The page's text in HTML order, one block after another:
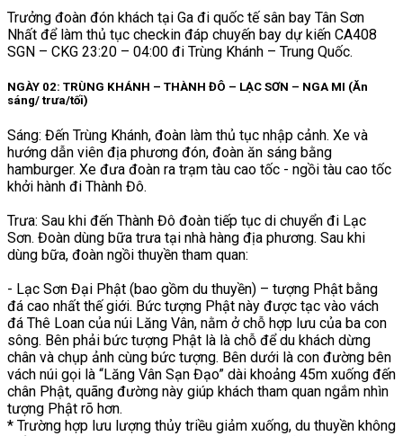
Trưởng đoàn đón khách tại Ga đi quốc tế sân bay Tân Sơn
Nhất để làm thủ tục checkin đáp chuyến bay dự kiến CA408
SGN – CKG 23:20 – 04:00 đi Trùng Khánh – Trung Quốc.
NGÀY 02: TRÙNG KHÁNH – THÀNH ĐÔ – LẠC SƠN – NGA MI (Ăn
sáng/ trưa/tối)
Sáng: Đến Trùng Khánh, đoàn làm thủ tục nhập cảnh. Xe và
hướng dẫn viên địa phương đón, đoàn ăn sáng bằng
hamburger. Xe đưa đoàn ra trạm tàu cao tốc - ngồi tàu cao tốc
khởi hành đi Thành Đô.
Trưa: Sau khi đến Thành Đô đoàn tiếp tục di chuyển đi Lạc
Sơn. Đoàn dùng bữa trưa tại nhà hàng địa phương. Sau khi
dùng bữa, đoàn ngồi thuyền tham quan:
- Lạc Sơn Đại Phật (bao gồm du thuyền) – tượng Phật bằng
đá cao nhất thế giới. Bức tượng Phật này được tạc vào vách
đá Thê Loan của núi Lăng Vân, nằm ở chỗ hợp lưu của ba con
sông. Bên phải bức tượng Phật là là chỗ để du khách dừng
chân và chụp ảnh cùng bức tượng. Bên dưới là con đường bên
vách núi gọi là “Lăng Vân Sạn Đạo” dài khoảng 45m xuống đến
chân Phật, quãng đường này giúp khách tham quan ngắm nhìn
tượng Phật rõ hơn.
* Trường hợp lưu lượng thủy triều giảm xuống, du thuyền không